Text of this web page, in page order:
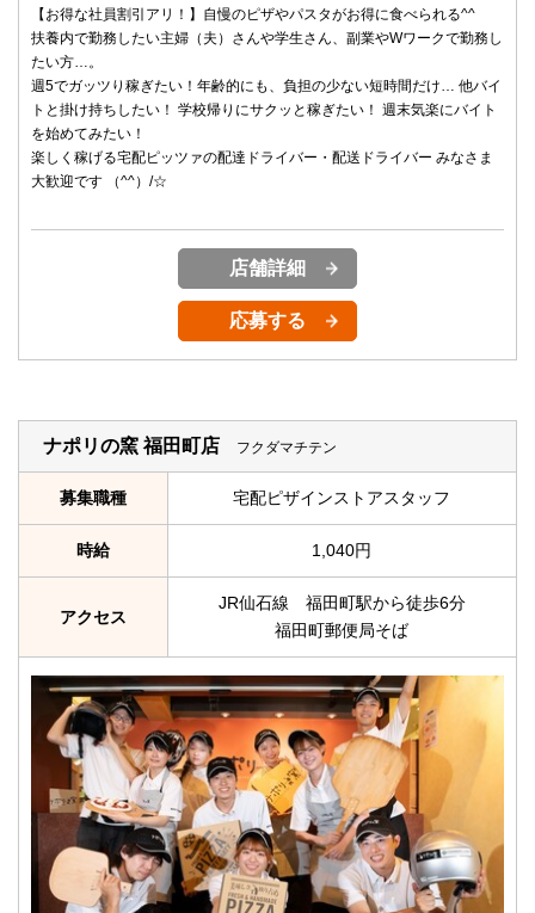
【お得な社員割引アリ！】自慢のピザやパスタがお得に食べられる^^
扶養内で勤務したい主婦（夫）さんや学生さん、副業やWワークで勤務し
たい方…。
週5でガッツり稼ぎたい！年齢的にも、負担の少ない短時間だけ… 他バイ
トと掛け持ちしたい！ 学校帰りにサクッと稼ぎたい！ 週末気楽にバイト
を始めてみたい！
楽しく稼げる宅配ピッツァの配達ドライバー・配送ドライバー みなさま
大歓迎です （^^）/☆
店舗詳細
応募する
ナポリの窯 福田町店 フクダマチテン
募集職種 宅配ピザインストアスタッフ
時給 1,040円
アクセス
JR仙石線 福田町駅から徒歩6分
福田町郵便局そば